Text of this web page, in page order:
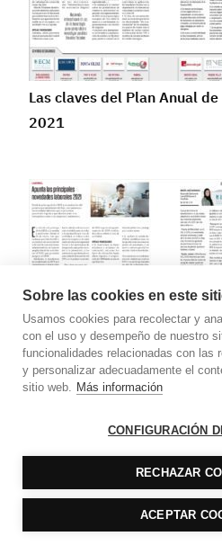
Las claves del Plan Anual
2021
Apunta las principales
Sobre las cookies en este
Usamos cookies para recolectar y
con el uso y desempeño de nuestro
funcionalidades relacionadas con las
y personalizar adecuadamente el
sitio web. Más información
CONFIGURACIÓN
RECHAZAR
ACEPTAR